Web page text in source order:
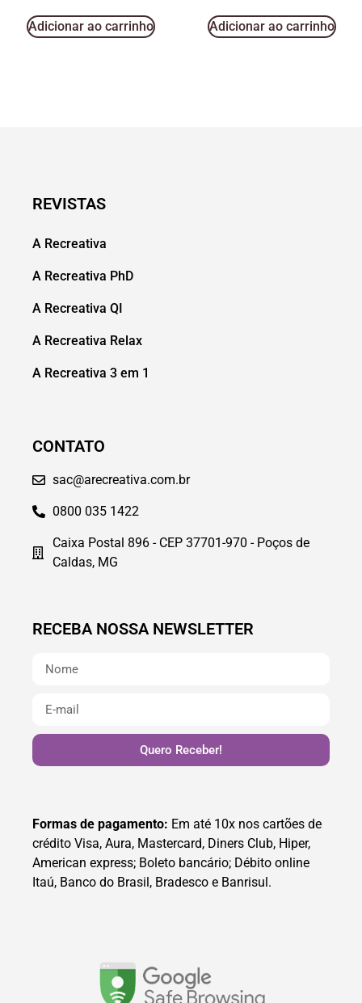
Adicionar ao carrinho Adicionar ao carrinho
REVISTAS
A Recreativa
A Recreativa PhD
A Recreativa QI
A Recreativa Relax
A Recreativa 3 em 1
CONTATO
sac@arecreativa.com.br
0800 035 1422
Caixa Postal 896 - CEP 37701-970 - Poços de
Caldas, MG
RECEBA NOSSA NEWSLETTER
Quero Receber!
Formas de pagamento: Em até 10x nos cartões de
crédito Visa, Aura, Mastercard, Diners Club, Hiper,
American express; Boleto bancário; Débito online
Itaú, Banco do Brasil, Bradesco e Banrisul.